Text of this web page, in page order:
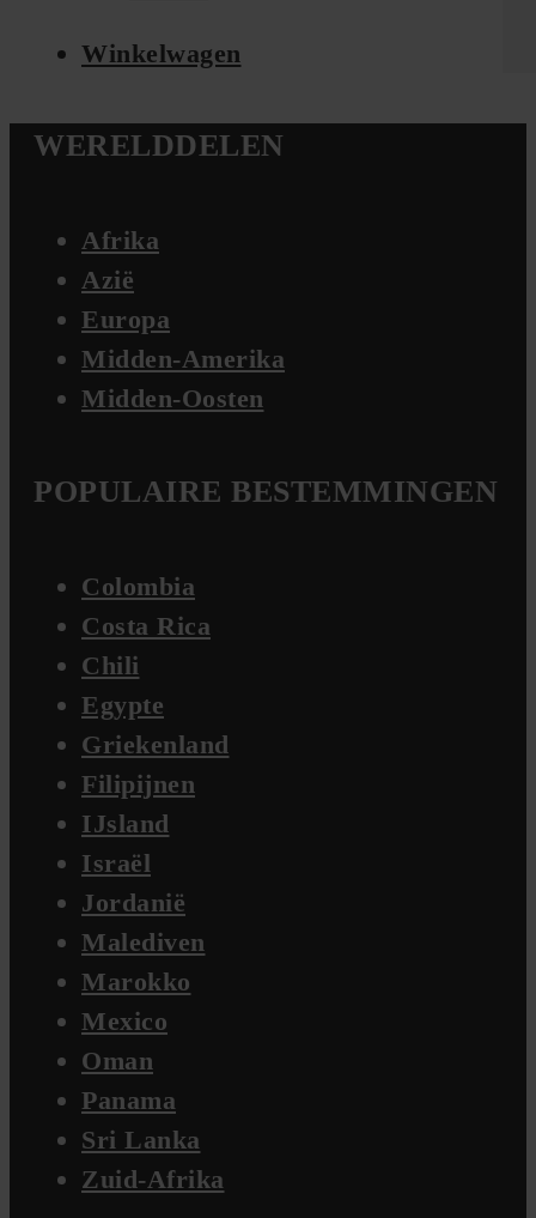
Winkelwagen
WERELDDELEN
Afrika
Azië
Europa
Midden-Amerika
Midden-Oosten
POPULAIRE BESTEMMINGEN
Colombia
Costa Rica
Chili
Egypte
Griekenland
Filipijnen
IJsland
Israël
Jordanië
Malediven
Marokko
Mexico
Oman
Panama
Sri Lanka
Zuid-Afrika